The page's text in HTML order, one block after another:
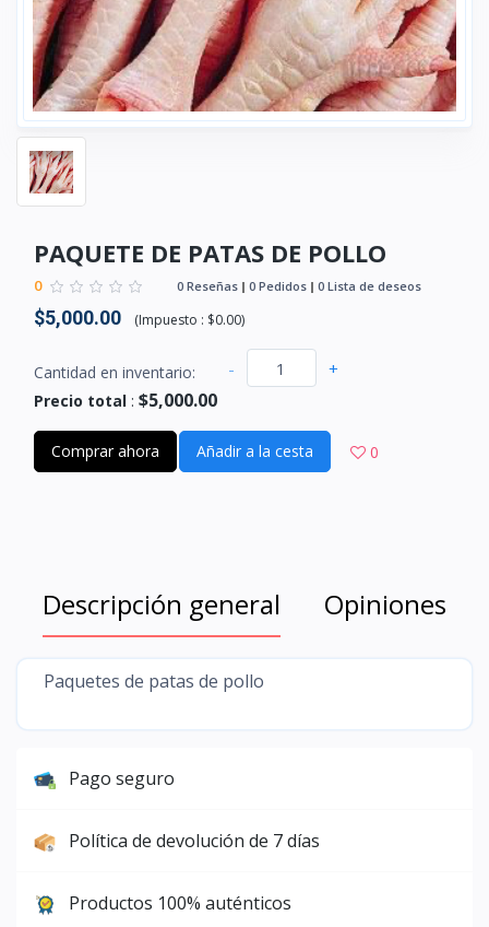
PAQUETE DE PATAS DE POLLO
0 0 Reseñas 0 Pedidos 0 Lista de deseos
$5,000.00 (Impuesto : $0.00)
Cantidad en inventario: - +
Precio total : $5,000.00
Comprar ahora Añadir a la cesta 0
Descripción general Opiniones
Paquetes de patas de pollo
Pago seguro
Política de devolución de 7 días
Productos 100% auténticos